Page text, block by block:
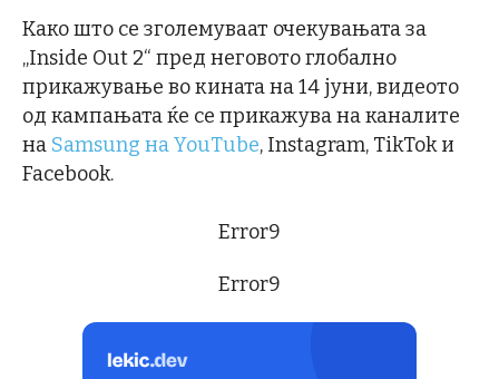
Како што се зголемуваат очекувањата за
„Inside Out 2“ пред неговото глобално
прикажување во кината на 14 јуни, видеото
од кампањата ќе се прикажува на каналите
на Samsung на YouTube, Instagram, TikTok и
Facebook.
Error9
Error9